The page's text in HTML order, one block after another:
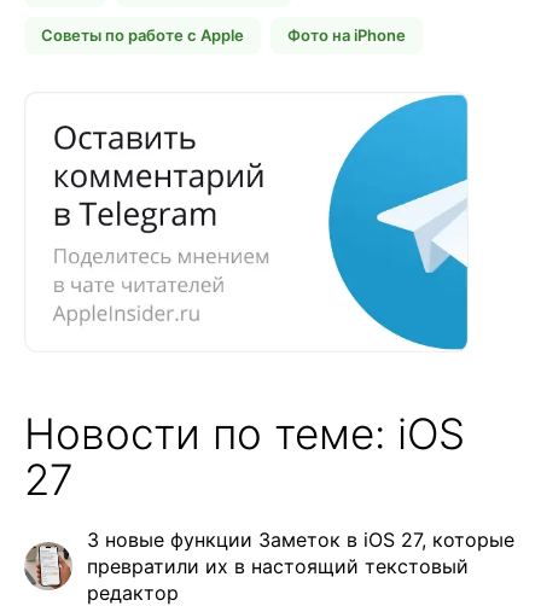
Советы по работе с Apple Фото на iPhone
Новости по теме: iOS
27
3 новые функции Заметок в iOS 27, которые
превратили их в настоящий текстовый
редактор